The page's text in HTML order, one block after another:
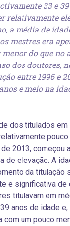
33 e
relativamente
a média de
mestres era
menor do que no
dos doutores,
entre 1996 e
e meio na
dos titulados em
2013, começou
de elevação. A
da titulação
e significativa de
titulavam em
anos de idade e,
com um pouco